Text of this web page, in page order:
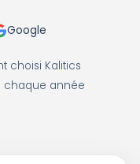
Google
choisi Kalitics
chaque année